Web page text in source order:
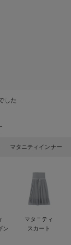
した
マタニティインナー
ン
マタニティ
スカート